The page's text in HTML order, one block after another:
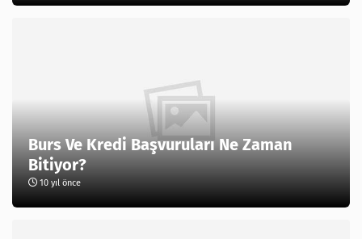
Burs Ve Kredi Başvuruları Ne Zaman
Bitiyor?
10 yıl önce